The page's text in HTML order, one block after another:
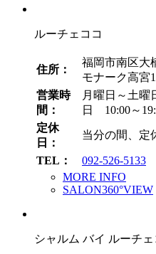
ルーチェココ
住所：
福岡市南区大
モナーク高宮
営業時
間：
月曜日～土
日 10:00～
定休
日：
当分の間、定
TEL：
092-526-5133
MORE INFO
SALON360°VIEW
シャルム バイ ルーチェ